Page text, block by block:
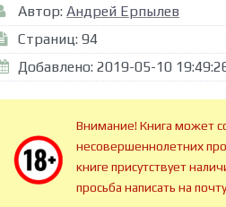
Автор: Андрей Ерпылев
Страниц: 94
Добавлено: 2019-05-10
Внимание! Книга может
несовершеннолетних
книге присутствует
просьба написать на